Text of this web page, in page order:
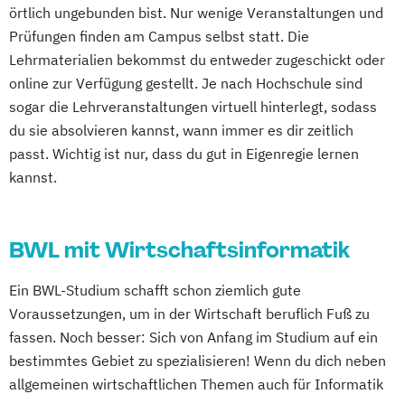
örtlich ungebunden bist. Nur wenige Veranstaltungen und
Prüfungen finden am Campus selbst statt. Die
Lehrmaterialien bekommst du entweder zugeschickt oder
online zur Verfügung gestellt. Je nach Hochschule sind
sogar die Lehrveranstaltungen virtuell hinterlegt, sodass
du sie absolvieren kannst, wann immer es dir zeitlich
passt. Wichtig ist nur, dass du gut in Eigenregie lernen
kannst.
BWL mit Wirtschaftsinformatik
Ein BWL-Studium schafft schon ziemlich gute
Voraussetzungen, um in der Wirtschaft beruflich Fuß zu
fassen. Noch besser: Sich von Anfang im Studium auf ein
bestimmtes Gebiet zu spezialisieren! Wenn du dich neben
allgemeinen wirtschaftlichen Themen auch für Informatik